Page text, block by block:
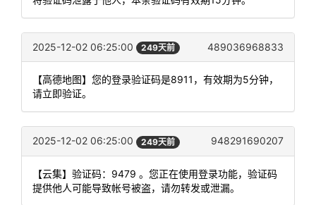
2025-12-02 06:25:00 249天前 489036968833
【高德地图】您的登录验证码是8911，有效期为5分钟，
请立即验证。
2025-12-02 06:25:00 249天前 948291690207
【云集】验证码：9479 。您正在使用登录功能，验证码
提供他人可能导致帐号被盗，请勿转发或泄漏。